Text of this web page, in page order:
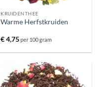
KRUIDENTHEE
Warme Herfstkruiden
€4,75per 100 gram